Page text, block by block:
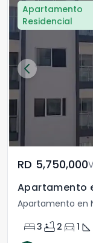
Apartamento
Residencial
RD	5,750,000
Apartamento en
bed3 bathtub 2 directions_car 1 square_foot